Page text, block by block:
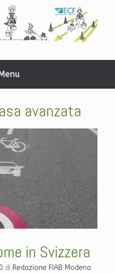
avanzata
in Svizzera
di Redazione FIAB Modena